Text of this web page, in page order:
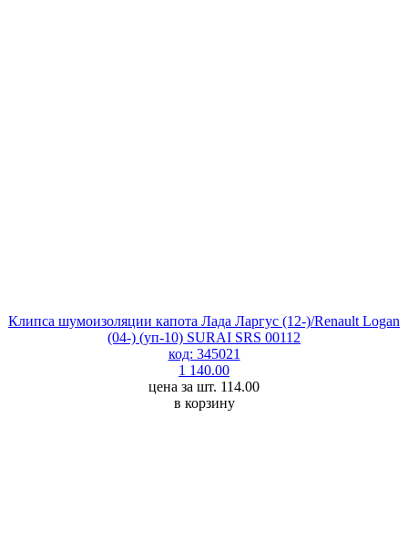
Клипса шумоизоляции капота Лада Ларгус (12-)/Renault Logan
(04-) (уп-10) SURAI SRS 00112
код: 345021
1 140.00
цена за шт. 114.00
в корзину